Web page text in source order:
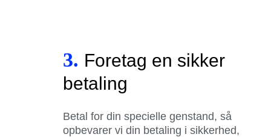
3. Foretag en sikker
betaling
Betal for din specielle genstand, så
opbevarer vi din betaling i sikkerhed,